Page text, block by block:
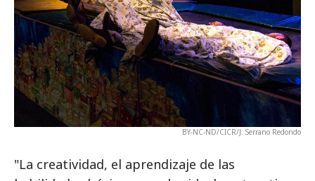
BY-NC-ND/CICR/J. Serrano Redondo
"La creatividad, el aprendizaje de las